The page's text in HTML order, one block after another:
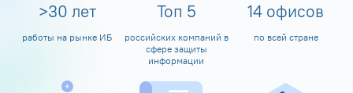
>30 лет
работы на рынке ИБ
Топ 5
российских компаний в
сфере защиты
информации
14 офисов
по всей стране